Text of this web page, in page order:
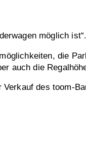
möglich ist“.
die
auch die
Verkauf des toom-